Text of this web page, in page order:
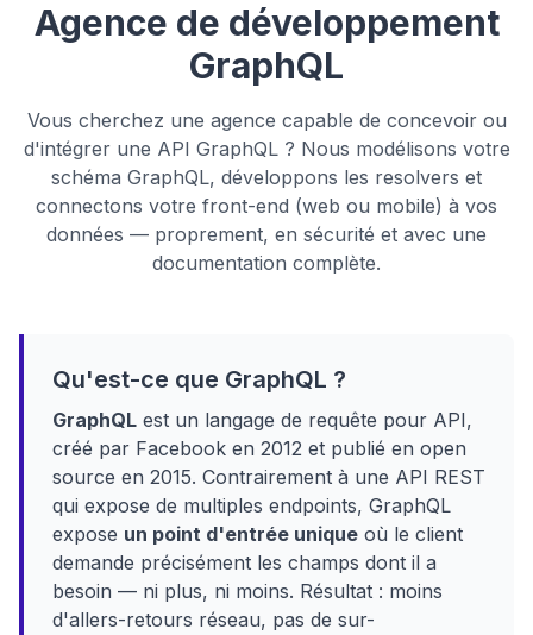
Agence de développement
GraphQL
Vous cherchez une agence capable de concevoir ou
d'intégrer une API GraphQL ? Nous modélisons votre
schéma GraphQL, développons les resolvers et
connectons votre front-end (web ou mobile) à vos
données — proprement, en sécurité et avec une
documentation complète.
Qu'est-ce que GraphQL ?
GraphQL est un langage de requête pour API,
créé par Facebook en 2012 et publié en open
source en 2015. Contrairement à une API REST
qui expose de multiples endpoints, GraphQL
expose un point d'entrée unique où le client
demande précisément les champs dont il a
besoin — ni plus, ni moins. Résultat : moins
d'allers-retours réseau, pas de sur-